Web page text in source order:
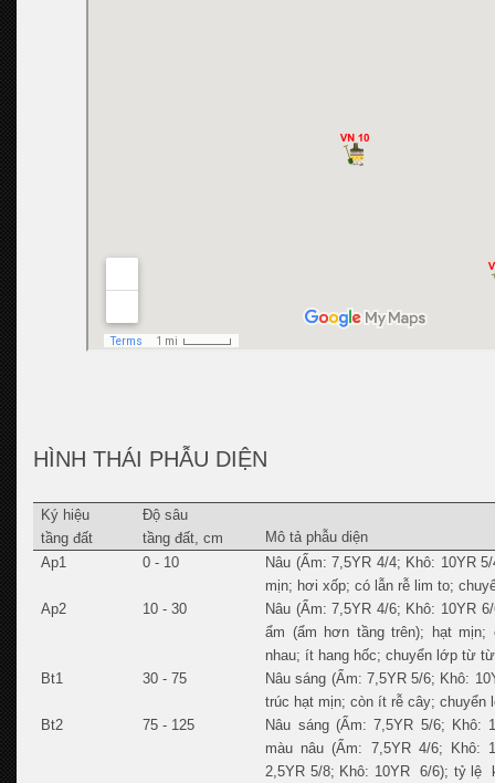
HÌNH THÁI PHẪU DIỆN
Ký hiệu
tầng đất
Độ sâu
tầng đất, cm
Mô tả phẫu diện
Ap1
0 - 10
Nâu (Ẩm: 7,5YR 4/4; Khô: 10YR
mịn; hơi xốp; có lẫn rễ lim to;
Ap2
10 - 30
Nâu (Ẩm: 7,5YR 4/6; Khô: 10YR
ẩm (ẩm hơn tầng trên); hạt
nhau; ít hang hốc; chuyển lớp từ
Bt1
30 - 75
Nâu sáng (Ẩm: 7,5YR 5/6; Khô:
trúc hạt mịn; còn ít rễ cây; chuyển
Bt2
75 - 125
Nâu sáng (Ẩm: 7,5YR 5/6; Khô:
màu nâu (Ẩm: 7,5YR 4/6; Khô:
2,5YR 5/8; Khô: 10YR 6/6); tỷ lệ